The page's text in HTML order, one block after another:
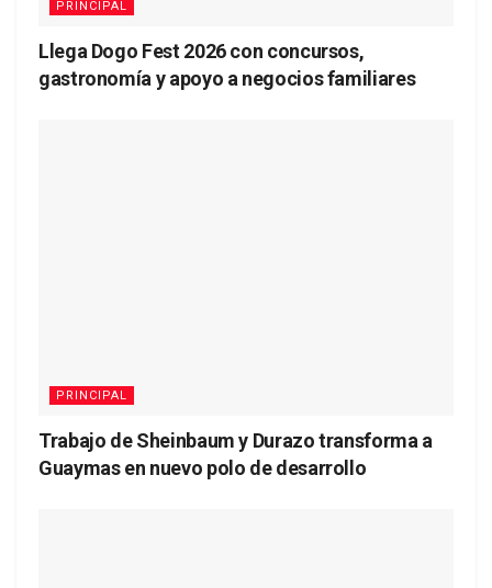
PRINCIPAL
Llega Dogo Fest 2026 con concursos,
gastronomía y apoyo a negocios familiares
PRINCIPAL
Trabajo de Sheinbaum y Durazo transforma a
Guaymas en nuevo polo de desarrollo